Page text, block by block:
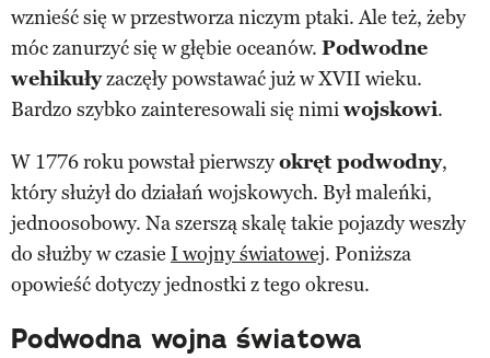
wznieść się w przestworza niczym ptaki. Ale też, żeby
móc zanurzyć się w głębie oceanów. Podwodne
wehikułyzaczęły powstawać już w XVII wieku.
Bardzo szybko zainteresowali się nimiwojskowi.
W 1776 roku powstał pierwszyokręt podwodny,
który służył do działań wojskowych. Był maleńki,
jednoosobowy. Na szerszą skalę takie pojazdy weszły
do służby w czasie I wojny światowej. Poniższa
opowieść dotyczy jednostki z tego okresu.
Podwodna wojna światowa